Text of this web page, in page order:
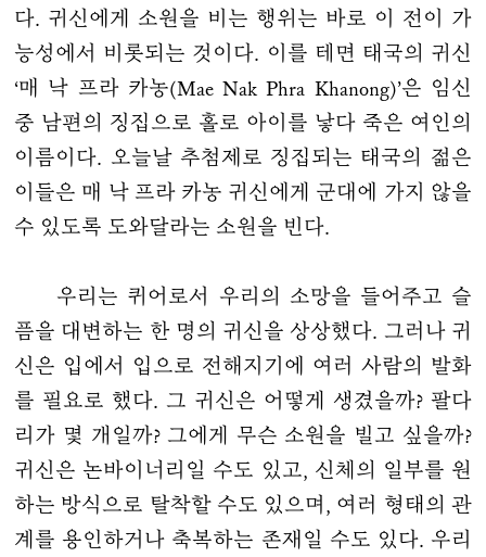
다. 귀신에게 소원을 비는 행위는 바로 이 전이 가
능성에서 비롯되는 것이다. 이를 테면 태국의 귀신
‘매 낙 프라 카농(Mae Nak Phra Khanong)’은 임신
중 남편의 징집으로 홀로 아이를 낳다 죽은 여인의
이름이다. 오늘날 추첨제로 징집되는 태국의 젊은
이들은 매 낙 프라 카농 귀신에게 군대에 가지 않을
수 있도록 도와달라는 소원을 빈다.
우리는 퀴어로서 우리의 소망을 들어주고 슬
픔을 대변하는 한 명의 귀신을 상상했다. 그러나 귀
신은 입에서 입으로 전해지기에 여러 사람의 발화
를 필요로 했다. 그 귀신은 어떻게 생겼을까? 팔다
리가 몇 개일까? 그에게 무슨 소원을 빌고 싶을까?
귀신은 논바이너리일 수도 있고, 신체의 일부를 원
하는 방식으로 탈착할 수도 있으며, 여러 형태의 관
계를 용인하거나 축복하는 존재일 수도 있다. 우리